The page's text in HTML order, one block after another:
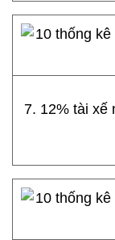
7. 12% tài xế